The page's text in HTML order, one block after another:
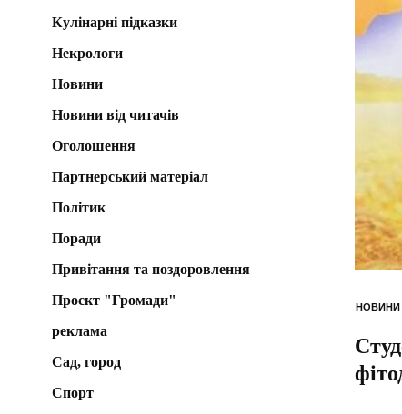
НОВИНИ
Кулінарні підказки
Некрологи
Новини
Новини від читачів
Оголошення
Партнерський матеріал
Політик
Поради
Привітання та поздоровлення
Проєкт "Громади"
реклама
Сад, город
Спорт